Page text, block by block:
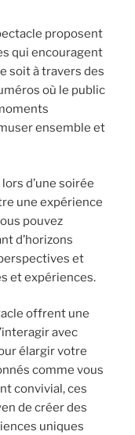
proposent
qui encouragent
soit à travers des
où le public
ensemble et
d’une soirée
une expérience
pouvez
d’horizons
et
et expériences.
offrent une
avec
élargir votre
comme vous
convivial, ces
de créer des
uniques